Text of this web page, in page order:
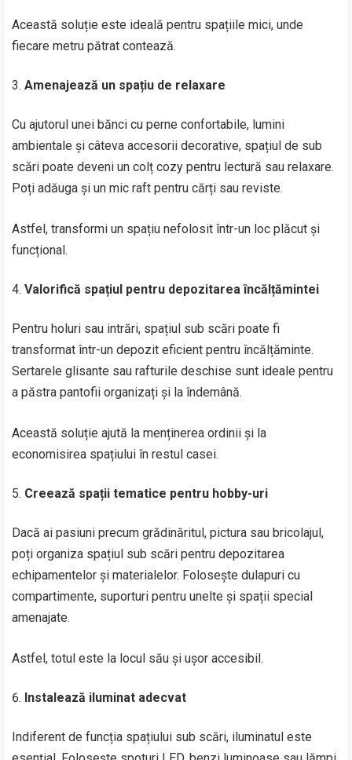
Această soluție este ideală pentru spațiile mici, unde
fiecare metru pătrat contează.
Amenajează un spațiu de relaxare
Cu ajutorul unei bănci cu perne confortabile, lumini
ambientale și câteva accesorii decorative, spațiul de sub
scări poate deveni un colț cozy pentru lectură sau relaxare.
Poți adăuga și un mic raft pentru cărți sau reviste.
Astfel, transformi un spațiu nefolosit într-un loc plăcut și
funcțional.
Valorifică spațiul pentru depozitarea încălțămintei
Pentru holuri sau intrări, spațiul sub scări poate fi
transformat într-un depozit eficient pentru încălțăminte.
Sertarele glisante sau rafturile deschise sunt ideale pentru
a păstra pantofii organizați și la îndemână.
Această soluție ajută la menținerea ordinii și la
economisirea spațiului în restul casei.
Creează spații tematice pentru hobby-uri
Dacă ai pasiuni precum grădinăritul, pictura sau bricolajul,
poți organiza spațiul sub scări pentru depozitarea
echipamentelor și materialelor. Folosește dulapuri cu
compartimente, suporturi pentru unelte și spații special
amenajate.
Astfel, totul este la locul său și ușor accesibil.
Instalează iluminat adecvat
Indiferent de funcția spațiului sub scări, iluminatul este